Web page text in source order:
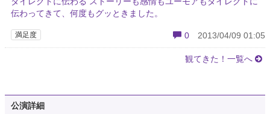
伝わってきて、何度もグッときました。
満足度 0 2013/04/09 01:05
観てきた！一覧へ
公演詳細